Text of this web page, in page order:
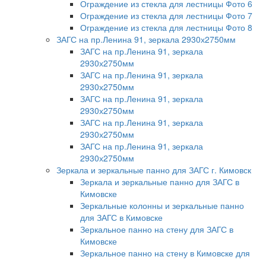
Ограждение из стекла для лестницы Фото 6
Ограждение из стекла для лестницы Фото 7
Ограждение из стекла для лестницы Фото 8
ЗАГС на пр.Ленина 91, зеркала 2930х2750мм
ЗАГС на пр.Ленина 91, зеркала
2930х2750мм
ЗАГС на пр.Ленина 91, зеркала
2930х2750мм
ЗАГС на пр.Ленина 91, зеркала
2930х2750мм
ЗАГС на пр.Ленина 91, зеркала
2930х2750мм
ЗАГС на пр.Ленина 91, зеркала
2930х2750мм
Зеркала и зеркальные панно для ЗАГС г. Кимовск
Зеркала и зеркальные панно для ЗАГС в
Кимовске
Зеркальные колонны и зеркальные панно
для ЗАГС в Кимовске
Зеркальное панно на стену для ЗАГС в
Кимовске
Зеркальное панно на стену в Кимовске для